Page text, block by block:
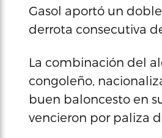
Gasol aportó un
derrota consecutiva
La combinación del
congoleño,
buen baloncesto en
vencieron por paliza